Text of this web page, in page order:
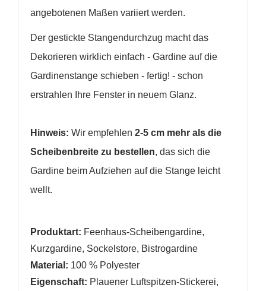
angebotenen Maßen variiert werden.
Der gestickte Stangendurchzug macht das
Dekorieren wirklich einfach - Gardine auf die
Gardinenstange schieben - fertig! - schon
erstrahlen Ihre Fenster in neuem Glanz.
Hinweis: Wir empfehlen 2-5 cm mehr als die
Scheibenbreite zu bestellen, das sich die
Gardine beim Aufziehen auf die Stange leicht
wellt.
Produktart: Feenhaus-Scheibengardine,
Kurzgardine, Sockelstore, Bistrogardine
Material: 100 % Polyester
Eigenschaft: Plauener Luftspitzen-Stickerei,
Wunschliste